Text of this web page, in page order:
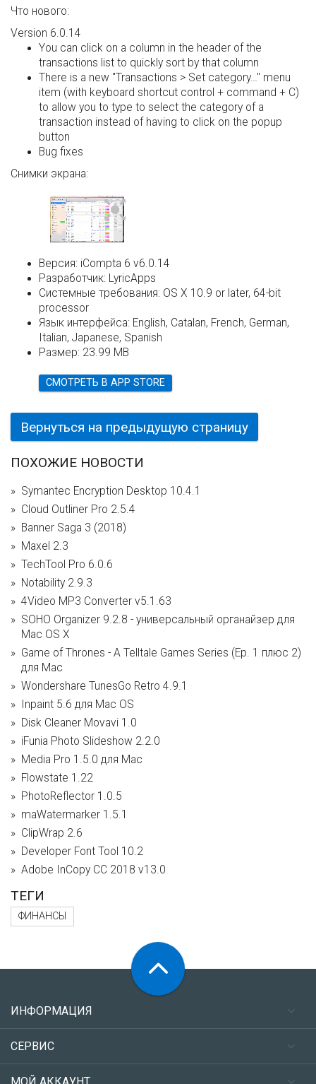
Что нового:
Version 6.0.14
You can click on a column in the header of the
transactions list to quickly sort by that column
There is a new "Transactions > Set category…" menu
item (with keyboard shortcut control + command + C)
to allow you to type to select the category of a
transaction instead of having to click on the popup
button
Bug fixes
Снимки экрана:
Версия: iCompta 6 v6.0.14
Разработчик: LyricApps
Системные требования: OS X 10.9 or later, 64-bit
processor
Язык интерфейса: English, Catalan, French, German,
Italian, Japanese, Spanish
Размер: 23.99 MB
СМОТРЕТЬ В APP STORE
Вернуться на предыдущую страницу
ПОХОЖИЕ НОВОСТИ
Symantec Encryption Desktop 10.4.1
Cloud Outliner Pro 2.5.4
Banner Saga 3 (2018)
Maxel 2.3
TechTool Pro 6.0.6
Notability 2.9.3
4Video MP3 Converter v5.1.63
SOHO Organizer 9.2.8 - универсальный органайзер для
Mac OS X
Game of Thrones - A Telltale Games Series (Ep. 1 плюс 2)
для Mac
Wondershare TunesGo Retro 4.9.1
Inpaint 5.6 для Mac OS
Disk Cleaner Movavi 1.0
iFunia Photo Slideshow 2.2.0
Media Pro 1.5.0 для Mac
Flowstate 1.22
PhotoReflector 1.0.5
maWatermarker 1.5.1
ClipWrap 2.6
Developer Font Tool 10.2
Adobe InCopy CC 2018 v13.0
ТЕГИ
ФИНАНСЫ
ИНФОРМАЦИЯ
СЕРВИС